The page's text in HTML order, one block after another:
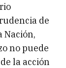
de
Nación,
no puede
la acción